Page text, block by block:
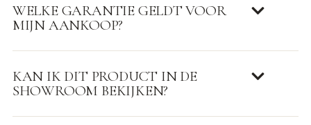
WELKE GARANTIE GELDT VOOR
MIJN AANKOOP?
KAN IK DIT PRODUCT IN DE
SHOWROOM BEKIJKEN?